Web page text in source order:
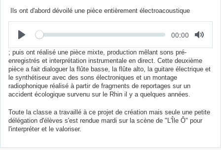
Ils ont d'abord dévoilé une pièce entièrement électroacoustique
L
e
c
t
u
r
e
T
m
p
s
é
c
o
u
l
00:00
; puis ont réalisé une pièce mixte, production mêlant sons pré-
enregistrés et interprétation instrumentale en direct. Cette deuxième
pièce a fait dialoguer la flûte basse, la flûte alto, la guitare électrique et
le synthétiseur avec des sons électroniques et un montage
radiophonique réalisé à partir de fragments de reportages sur un
accident écologique survenu sur le Rhin il y a quelques années.
Toute la classe a travaillé à ce projet de création mais seule une petite
délégation d'élèves s'est rendue mardi sur la scène de "L'Île Ô" pour
l'interpréter et le valoriser.